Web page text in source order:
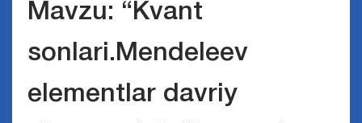
Mavzu: “Kvant
sonlari.Mendeleev
elementlar davriy